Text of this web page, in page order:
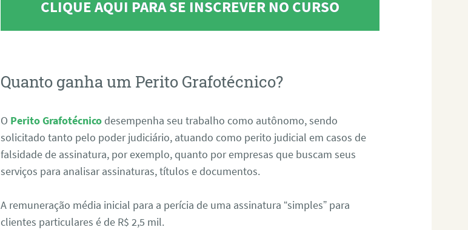
CLIQUE AQUI PARA SE INSCREVER NO CURSO
Quanto ganha um Perito Grafotécnico?
O Perito Grafotécnico desempenha seu trabalho como autônomo, sendo
solicitado tanto pelo poder judiciário, atuando como perito judicial em casos de
falsidade de assinatura, por exemplo, quanto por empresas que buscam seus
serviços para analisar assinaturas, títulos e documentos.
A remuneração média inicial para a perícia de uma assinatura “simples” para
clientes particulares é de R$ 2,5 mil.